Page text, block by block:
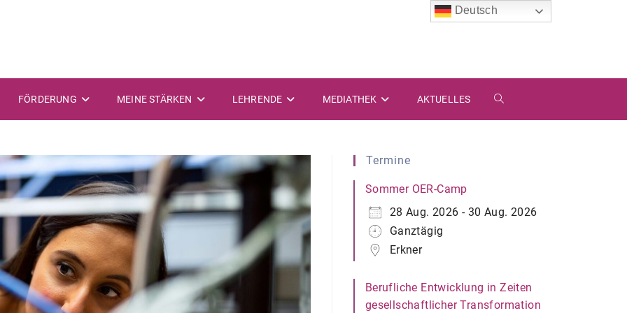
FÖRDERUNG MEINE STÄRKEN LEHRENDE MEDIATHEK AKTUELLES WEBSITE-
Termine
Sommer OER-Camp
28 Aug. 2026 - 30 Aug. 2026
Ganztägig
Erkner
Berufliche Entwicklung in Zeiten
gesellschaftlicher Transformation
Deutsch